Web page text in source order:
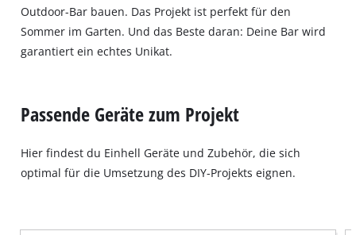
Outdoor-Bar bauen. Das Projekt ist perfekt für den
Sommer im Garten. Und das Beste daran: Deine Bar wird
garantiert ein echtes Unikat.
Passende Geräte zum Projekt
Hier findest du Einhell Geräte und Zubehör, die sich
optimal für die Umsetzung des DIY-Projekts eignen.